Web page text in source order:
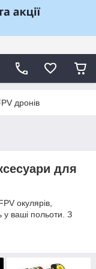
дронів
для
окулярів,
у ваші польоти. З
час польотів на